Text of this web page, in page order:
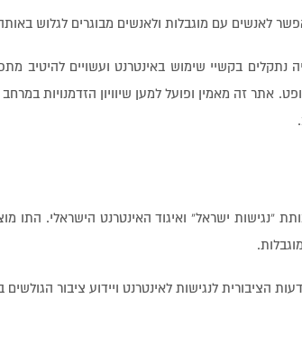
לאנשים עם מוגבלות ולאנשים מבוגרים לגלוש
נתקלים בקשיי שימוש באינטרנט ועשויים
אתר זה מאמין ופועל למען שיוויון הזדמנויות
“נגישות ישראל” ואיגוד האינטרנט הישראלי.
הציבורית לנגישות לאינטרנט ויידוע ציבור הגולשים